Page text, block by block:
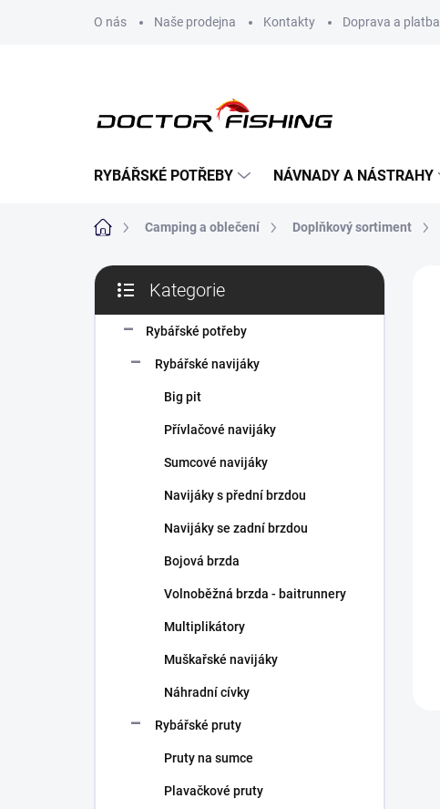
O nás Naše prodejna Kontakty Doprava a platba
RYBÁŘSKÉ POTŘEBY NÁVNADY A NÁSTRAHY
Domů Camping a oblečení Doplňkový sortiment
P
s
kategorie
Kategorie
Rybářské potřeby
Rybářské navijáky
Big pit
Přívlačové navijáky
Sumcové navijáky
Navijáky s přední brzdou
Navijáky se zadní brzdou
Bojová brzda
Volnoběžná brzda - baitrunnery
Multiplikátory
Muškařské navijáky
Náhradní cívky
Rybářské pruty
Pruty na sumce
Plavačkové pruty